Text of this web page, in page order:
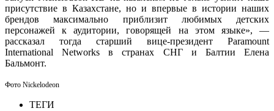
присутствие в Казахстане, но и впервые в истории наших
брендов максимально приблизит любимых детских
персонажей к аудитории, говорящей на этом языке», —
рассказал тогда старший вице-президент Paramount
International Networks в странах СНГ и Балтии Елена
Бальмонт.
Фото Nickelodeon
ТЕГИ